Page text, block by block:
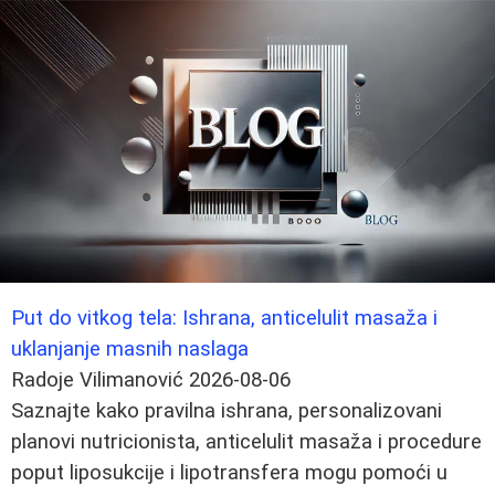
Put do vitkog tela: Ishrana, anticelulit masaža i
uklanjanje masnih naslaga
Radoje Vilimanović 2026-08-06
Saznajte kako pravilna ishrana, personalizovani
planovi nutricionista, anticelulit masaža i procedure
poput liposukcije i lipotransfera mogu pomoći u